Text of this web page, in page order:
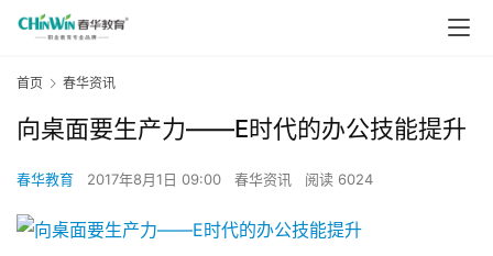
首页 春华资讯
向桌面要生产力——E时代的办公技能提升
春华教育 2017年8月1日 09:00 春华资讯 阅读 6024